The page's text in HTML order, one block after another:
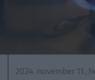
2024. november 11.,